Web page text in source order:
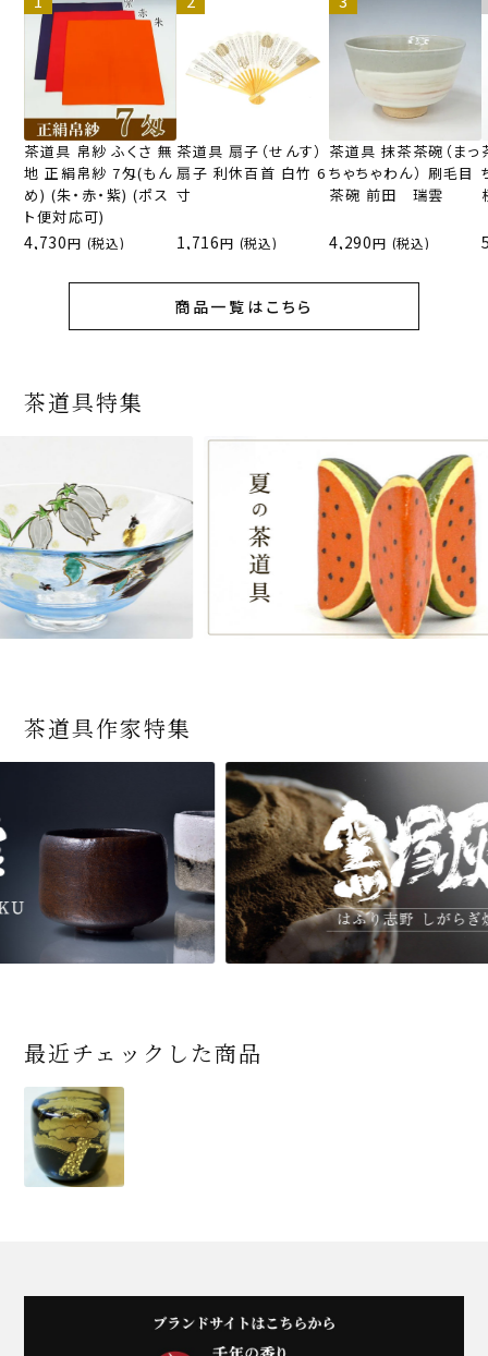
茶道具 帛紗 ふくさ 無
地 正絹帛紗 7匁(もん
め) (朱・赤・紫) (ポス
ト便対応可)
4,730 (税込)
茶道具 扇子（せんす）
扇子 利休百首 白竹 6
寸
1,716 (税込)
茶道具 抹茶茶碗（まっ
ちゃちゃわん） 刷毛目
茶碗 前田 瑞雲
4,290 (税込)
商品一覧はこちら
茶道具特集
茶道具作家特集
最近チェックした商品